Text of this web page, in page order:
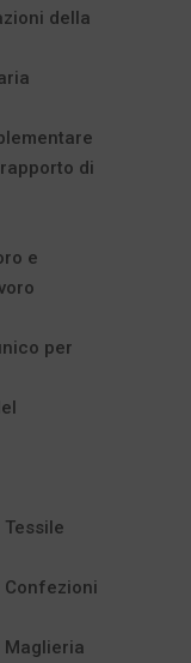
della
rapporto di
e
per
Confezioni
Maglieria